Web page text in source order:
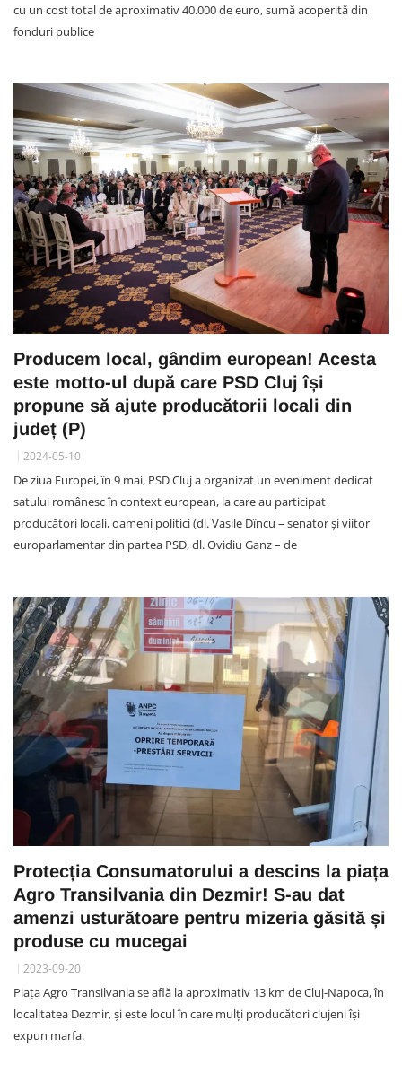
cu un cost total de aproximativ 40.000 de euro, sumă acoperită din
fonduri publice
Producem local, gândim european! Acesta
este motto-ul după care PSD Cluj își
propune să ajute producătorii locali din
județ (P)
2024-05-10
De ziua Europei, în 9 mai, PSD Cluj a organizat un eveniment dedicat
satului românesc în context european, la care au participat
producători locali, oameni politici (dl. Vasile Dîncu – senator și viitor
europarlamentar din partea PSD, dl. Ovidiu Ganz – de
Protecția Consumatorului a descins la piața
Agro Transilvania din Dezmir! S-au dat
amenzi usturătoare pentru mizeria găsită și
produse cu mucegai
2023-09-20
Piața Agro Transilvania se află la aproximativ 13 km de Cluj-Napoca, în
localitatea Dezmir, și este locul în care mulți producători clujeni își
expun marfa.